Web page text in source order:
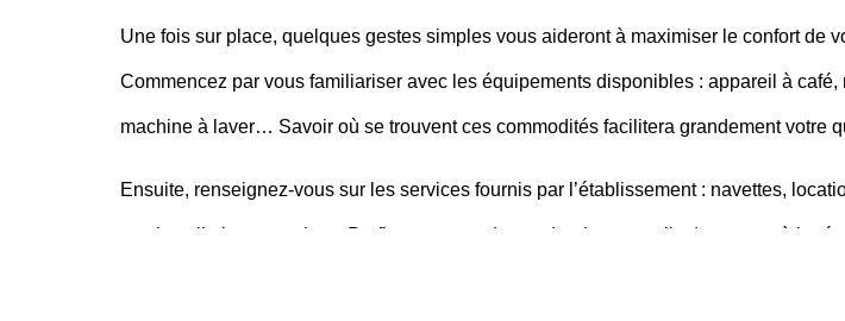
Une fois sur place, quelques gestes simples vous aideront à maximiser le confort de
Commencez par vous familiariser avec les équipements disponibles : appareil à café,
machine à laver… Savoir où se trouvent ces commodités facilitera grandement votre
Ensuite, renseignez-vous sur les services fournispar l’établissement : navettes,
aux installations sportives. Profitez-en pour demander des conseils de voyage à la